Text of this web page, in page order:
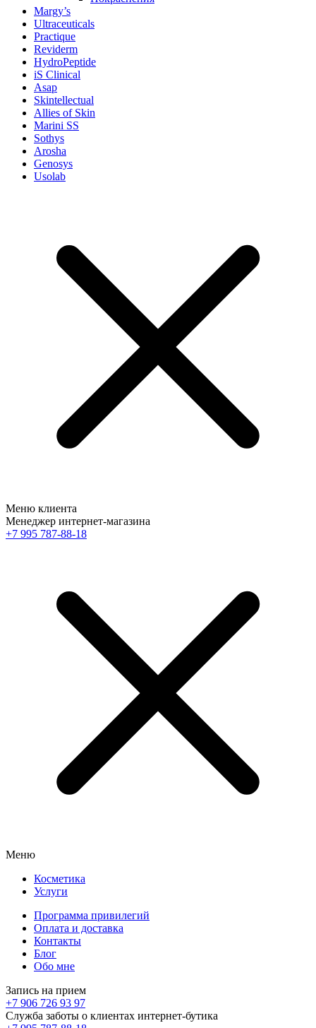
Margy’s
Ultraceuticals
Practique
Reviderm
HydroPeptide
iS Clinical
Asap
Skintellectual
Allies of Skin
Marini SS
Sothys
Arosha
Genosys
Usolab
Меню клиента
Менеджер интернет-магазина
+7 995 787-88-18
Меню
Косметика
Услуги
Программа привилегий
Оплата и доставка
Контакты
Блог
Обо мне
Запись на прием
+7 906 726 93 97
Служба заботы о клиентах интернет-бутика